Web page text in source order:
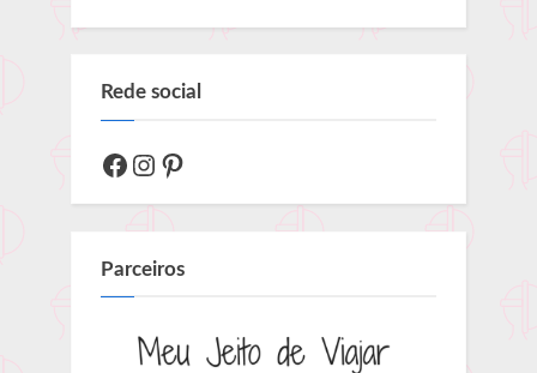
Rede social
Facebook
Instagram
Pinterest
Parceiros